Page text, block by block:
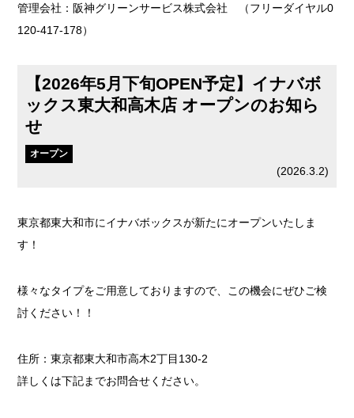
管理会社：阪神グリーンサービス株式会社 （フリーダイヤル0
120-417-178）
【2026年5月下旬OPEN予定】イナバボ
ックス東大和高木店 オープンのお知ら
せ
オープン
(2026.3.2)
東京都東大和市にイナバボックスが新たにオープンいたしま
す！
様々なタイプをご用意しておりますので、この機会にぜひご検
討ください！！
住所：東京都東大和市高木2丁目130-2
詳しくは下記までお問合せください。